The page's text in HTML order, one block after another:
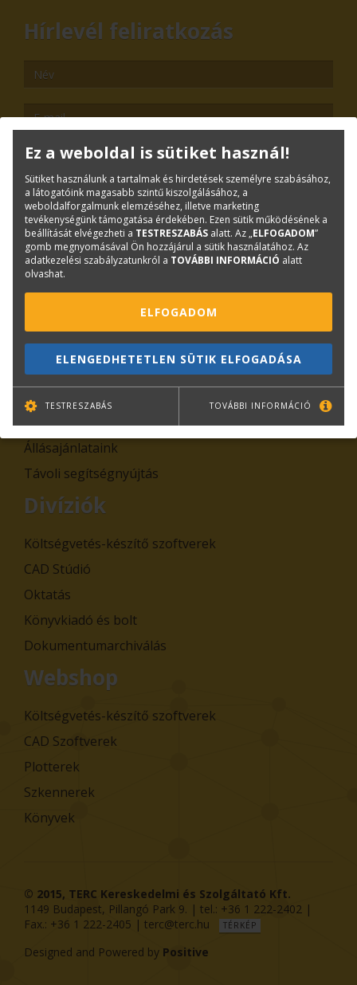
Hírlevél feliratkozás
TOVÁBB
Leiratkozás
Kiemelt tartalmak
Rólunk
Adatkezelési tájékoztatók
Általános Szerződési Feltételek, Szabályzatok
Cégadatok
Hírek
Állásajánlataink
Távoli segítségnyújtás
Divíziók
Költségvetés-készítő szoftverek
CAD Stúdió
Oktatás
Könyvkiadó és bolt
Dokumentumarchiválás
Webshop
Költségvetés-készítő szoftverek
CAD Szoftverek
Plotterek
Szkennerek
Könyvek
© 2015, TERC Kereskedelmi és Szolgáltató Kft.
1149 Budapest, Pillangó Park 9. | tel.: +36 1 222-2402 |
Fax.: +36 1 222-2405 | terc@terc.hu TÉRKÉP
Designed and Powered by Positive
Ez a weboldal is sütiket használ!
Sütiket használunk a tartalmak és hirdetések személyre szabásához,
a látogatóink magasabb szintű kiszolgálásához, a
weboldalforgalmunk elemzéséhez, illetve marketing
tevékenységünk támogatása érdekében. Ezen sütik működésének a
beállítását elvégezheti a TESTRESZABÁS alatt. Az „ELFOGADOM”
gomb megnyomásával Ön hozzájárul a sütik használatához. Az
adatkezelési szabályzatunkról a TOVÁBBI INFORMÁCIÓ alatt
olvashat.
ELFOGADOM
ELENGEDHETETLEN SÜTIK ELFOGADÁSA
TESTRESZABÁS TOVÁBBI INFORMÁCIÓ